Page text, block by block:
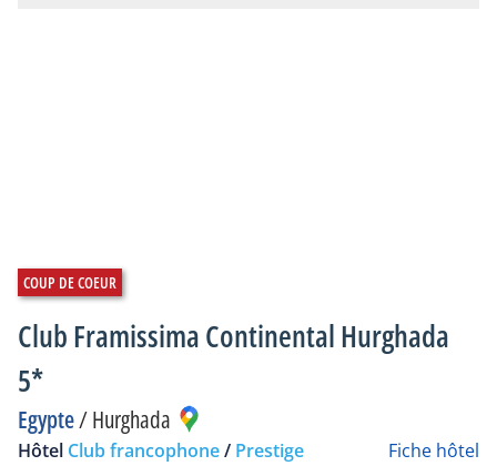
Club Framissima Continental Hurghada
5*
Egypte/Hurghada
Hôtel Club francophone/ Prestige
Fiche hôtel